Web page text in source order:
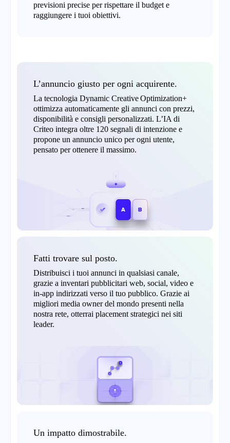
previsioni precise per rispettare il budget e
raggiungere i tuoi obiettivi.
L’annuncio giusto per ogni acquirente.
La tecnologia Dynamic Creative Optimization+
ottimizza automaticamente gli annunci con prezzi,
disponibilità e consigli personalizzati. L’IA di
Criteo integra oltre 120 segnali di intenzione e
propone un annuncio unico per ogni utente,
pensato per ottenere il massimo.
Fatti trovare sul posto.
Distribuisci i tuoi annunci in qualsiasi canale,
grazie a inventari pubblicitari web, social, video e
in-app indirizzati verso il tuo pubblico. Grazie ai
migliori media owner del mondo presenti nella
nostra rete, otterrai placement strategici nei siti
leader.
Un impatto dimostrabile.